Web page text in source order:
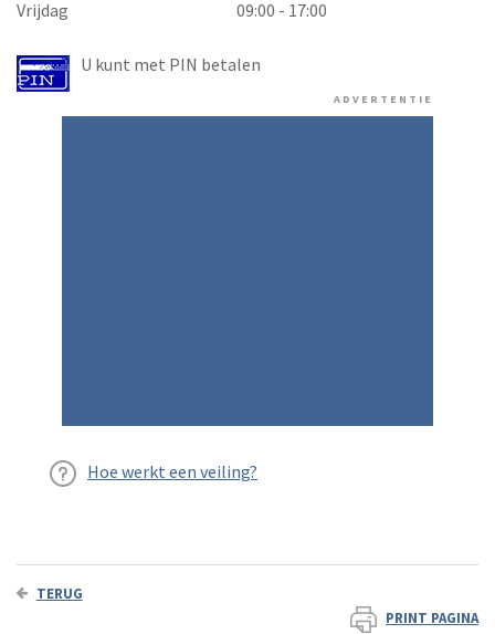
Vrijdag
09:00 - 17:00
U kunt met PIN betalen
ADVERTENTIE
Hoe werkt een veiling?
TERUG
PRINT PAGINA